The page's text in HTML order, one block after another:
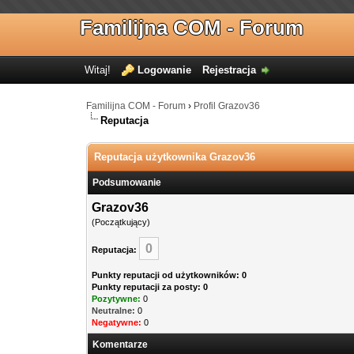
Familijna COM - Forum
Witaj! Logowanie Rejestracja
Familijna COM - Forum › Profil Grazov36
Reputacja
Reputacja użytkownika Grazov36
Podsumowanie
Grazov36
(Początkujący)
Reputacja: 0
Punkty reputacji od użytkowników: 0
Punkty reputacji za posty: 0
Pozytywne: 0
Neutralne: 0
Negatywne: 0
Komentarze